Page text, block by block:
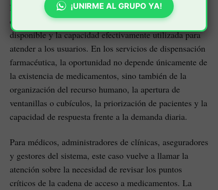
Esta afirmación pone de relieve un problema operativo
de fondo: la diferencia entre la capacidad instalada
disponible y la capacidad efectivamente utilizada para
atender a los usuarios. En los servicios de dispensación
farmacéutica, la oportunidad no depende únicamente de
la existencia de medicamentos, sino también de la
organización del recurso humano, la apertura de
ventanillas o cubículos, la priorización de pacientes y la
capacidad de respuesta frente a la demanda diaria.
Para médicos, administradores de clínicas, aseguradores
y gestores del sistema, este caso vuelve a llamar la
atención sobre la necesidad de revisar los puntos
críticos de la cadena de acceso a medicamentos. La
¡UNIRME AL GRUPO YA!